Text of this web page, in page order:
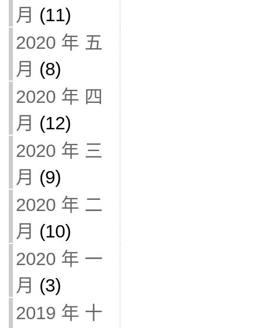
月 (11)
2020 年 五
月 (8)
2020 年 四
月 (12)
2020 年 三
月 (9)
2020 年 二
月 (10)
2020 年 一
月 (3)
2019 年 十